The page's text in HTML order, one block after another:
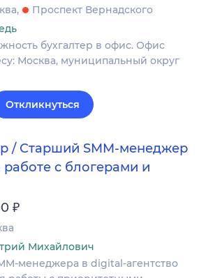
Проспект Вернадского
бухгалтер в офис. Офис
Москва, муниципальный округ
Откликнуться
/ Старший SMM-менеджер
работе с блогерами и
₽
Михайлович
менеджера в digital-агентство